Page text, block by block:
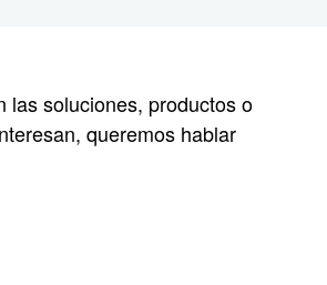
las soluciones, productos o
queremos hablar